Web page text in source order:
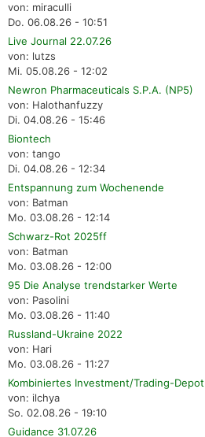
von: miraculli
Do. 06.08.26 - 10:51
Live Journal 22.07.26
von: lutzs
Mi. 05.08.26 - 12:02
Newron Pharmaceuticals S.P.A. (NP5)
von: Halothanfuzzy
Di. 04.08.26 - 15:46
Biontech
von: tango
Di. 04.08.26 - 12:34
Entspannung zum Wochenende
von: Batman
Mo. 03.08.26 - 12:14
Schwarz-Rot 2025ff
von: Batman
Mo. 03.08.26 - 12:00
95 Die Analyse trendstarker Werte
von: Pasolini
Mo. 03.08.26 - 11:40
Russland-Ukraine 2022
von: Hari
Mo. 03.08.26 - 11:27
Kombiniertes Investment/Trading-Depot
von: ilchya
So. 02.08.26 - 19:10
Guidance 31.07.26